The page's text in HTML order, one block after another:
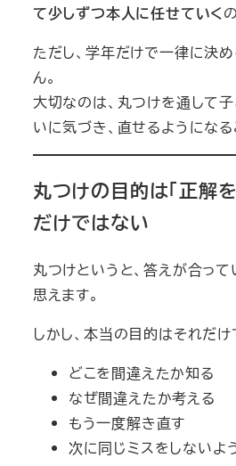
て少しずつ本人に任せていく
ただし、学年だけで一律に決
ん。
大切なのは、丸つけを通して
いに気づき、直せるようになる
丸つけの目的は「正解
だけではない
丸つけというと、答えが合っ
思えます。
しかし、本当の目的はそれだけ
どこを間違えたか知る
なぜ間違えたか考える
もう一度解き直す
次に同じミスをしないよ